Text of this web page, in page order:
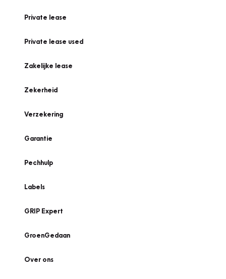
Private lease
Private lease used
Zakelijke lease
Zekerheid
Verzekering
Garantie
Pechhulp
Labels
GRIP Expert
GroenGedaan
Over ons